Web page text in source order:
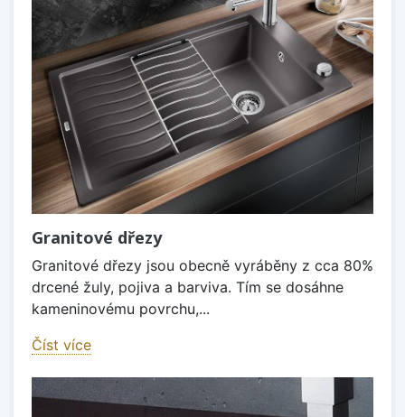
Granitové dřezy
Granitové dřezy jsou obecně vyráběny z cca 80%
drcené žuly, pojiva a barviva. Tím se dosáhne
kameninovému povrchu,...
Číst více